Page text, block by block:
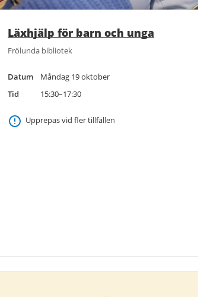
Läxhjälp för barn och unga
Frölunda bibliotek
Datum
Måndag 19 oktober
Tid
15:30–17:30
Upprepas vid fler tillfällen